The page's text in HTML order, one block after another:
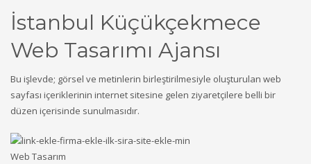
İstanbul Küçükçekmece
Web Tasarımı Ajansı
Bu işlevde; görsel ve metinlerin birleştirilmesiyle oluşturulan web
sayfası içeriklerinin internet sitesine gelen ziyaretçilere belli bir
düzen içerisinde sunulmasıdır.
Web Tasarım